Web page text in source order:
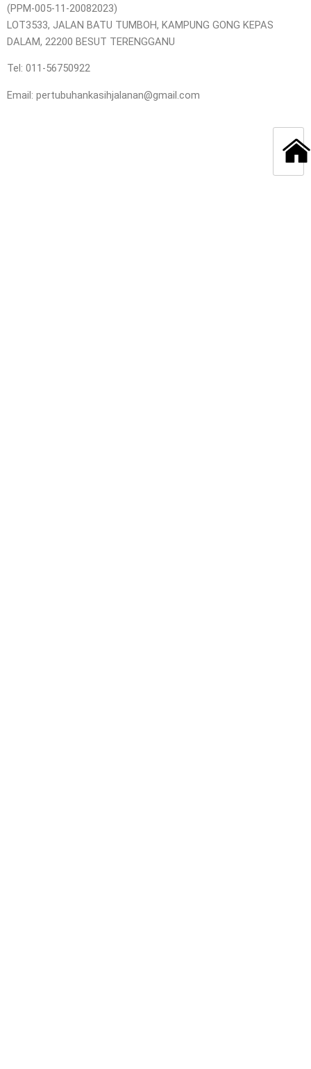
(PPM-005-11-20082023)
LOT3533, JALAN BATU TUMBOH, KAMPUNG GONG KEPAS
DALAM, 22200 BESUT TERENGGANU
Tel: 011-56750922
Email: pertubuhankasihjalanan@gmail.com